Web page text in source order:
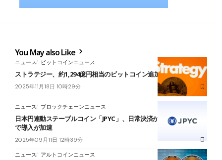
You May also Like
ニュース ビットコインニュース
ストラテジー、約1,294億円相当のビットコイン追加購入
2025年11月18日 10時29分
ニュース ブロックチェーンニュース
日本円連動ステーブルコイン「JPYC」、日常決済から企業間取引ま
で導入が加速
2025年09月11日 12時39分
ニュース アルトコインニュース